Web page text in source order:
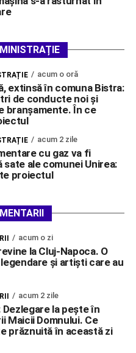
acum o oră
extinsă în comuna Bistra:
de conducte noi și
branșamente. În ce
acum 2 zile
cu gaz va fi
sate ale comunei Unirea:
proiectul
acum o zi
la Cluj-Napoca. O
și artiști care au
acum 2 zile
la pește în
Maicii Domnului. Ce
prăznuită în această zi